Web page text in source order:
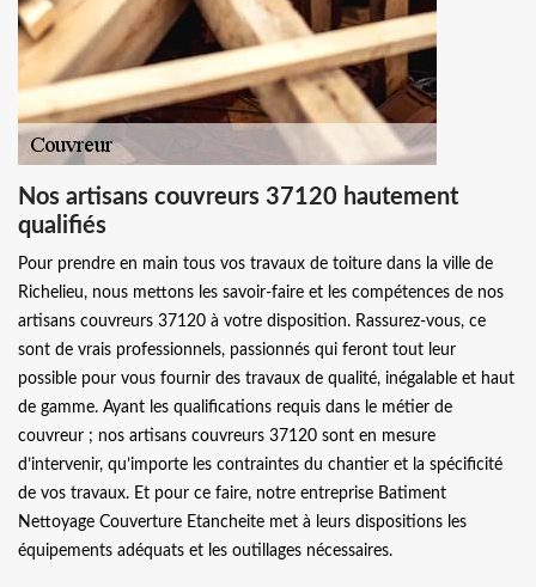
Nos artisans couvreurs 37120 hautement
qualifiés
Pour prendre en main tous vos travaux de toiture dans la ville de
Richelieu, nous mettons les savoir-faire et les compétences de nos
artisans couvreurs 37120 à votre disposition. Rassurez-vous, ce
sont de vrais professionnels, passionnés qui feront tout leur
possible pour vous fournir des travaux de qualité, inégalable et haut
de gamme. Ayant les qualifications requis dans le métier de
couvreur ; nos artisans couvreurs 37120 sont en mesure
d’intervenir, qu’importe les contraintes du chantier et la spécificité
de vos travaux. Et pour ce faire, notre entreprise Batiment
Nettoyage Couverture Etancheite met à leurs dispositions les
équipements adéquats et les outillages nécessaires.